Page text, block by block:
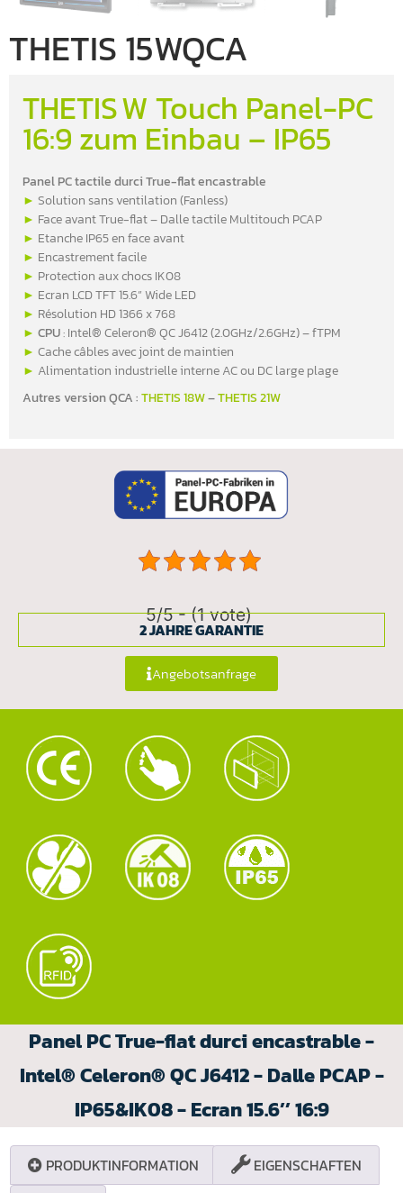
THETIS 15WQCA
THETIS W Touch Panel-PC
16:9 zum Einbau – IP65
Panel PC tactile durci True-flat encastrable
► Solution sans ventilation (Fanless)
► Face avant True-flat – Dalle tactile Multitouch PCAP
► Etanche IP65 en face avant
► Encastrement facile
► Protection aux chocs IK08
► Ecran LCD TFT 15.6” Wide LED
► Résolution HD 1366 x 768
► CPU: Intel® Celeron® QC J6412 (2.0GHz/2.6GHz) – fTPM
► Cache câbles avec joint de maintien
► Alimentation industrielle interne AC ou DC large plage
Autres version QCA :THETIS 18W–THETIS 21W
5/5 - (1 vote)
2 JAHRE GARANTIE
Angebotsanfrage
Panel PC True-flat durci encastrable -
Intel® Celeron® QC J6412 - Dalle PCAP -
IP65&IK08 - Ecran 15.6’’ 16:9
PRODUKTINFORMATION EIGENSCHAFTEN